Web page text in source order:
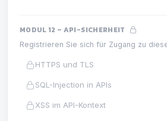
MODUL 12 – API-SICHERHEIT
Registrieren Sie sich für Zugang zu
HTTPS und TLS
SQL-Injection in APIs
XSS im API-Kontext